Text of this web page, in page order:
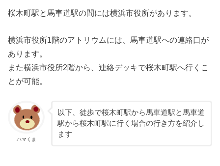
桜木町駅と馬車道駅の間には横浜市役所があります。
横浜市役所1階のアトリウムには、馬車道駅への連絡口が
あります。
また横浜市役所2階から、連絡デッキで桜木町駅へ行くこ
とが可能。
ハマくま
以下、徒歩で桜木町駅から馬車道駅と馬車道
駅から桜木町駅に行く場合の行き方を紹介し
ます